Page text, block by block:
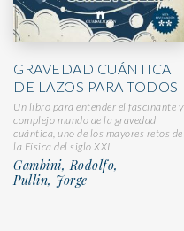
GRAVEDAD CUÁNTICA
DE LAZOS PARA TODOS
Un libro para entender el fascinante y
complejo mundo de la gravedad
cuántica, uno de los mayores retos de
la Física del siglo XXI
Gambini, Rodolfo,
Pullin, Jorge